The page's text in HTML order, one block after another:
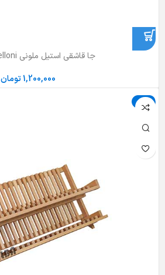
جا قاشقی استیل ملونی Melloni کد 9122
1,200,000تومان
حراج